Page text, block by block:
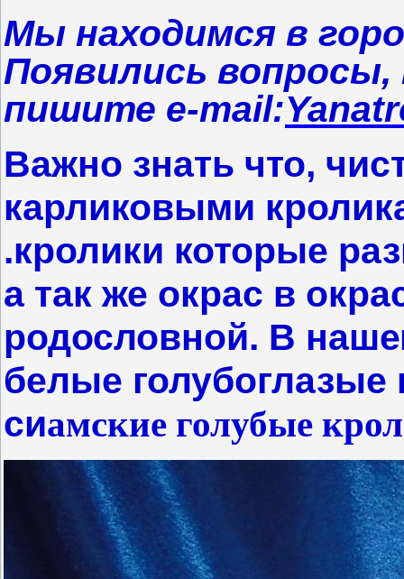
Мы находимся в
Появились
пишите e-mail:
Важно знать что,
карликовыми
.кролики которые
а так же окрас в
родословной. В
белые голубоглазые
сиамские голубые